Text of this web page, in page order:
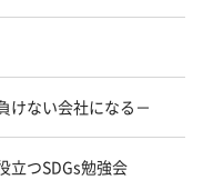
ない会社になる－
立つSDGs勉強会